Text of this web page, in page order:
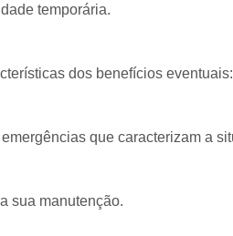
temporária.
dos benefícios eventuais:
emergências que caracterizam a
sua manutenção.